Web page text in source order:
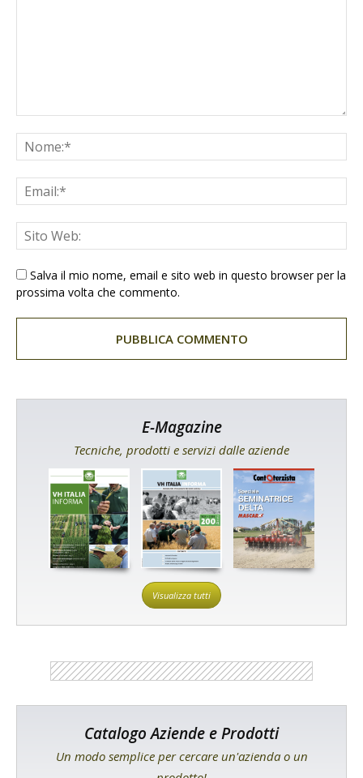
Salva il mio nome, email e sito web in questo browser per la
prossima volta che commento.
E-Magazine
Tecniche, prodotti e servizi dalle aziende
Visualizza tutti
Catalogo Aziende e Prodotti
Un modo semplice per cercare un'azienda o un